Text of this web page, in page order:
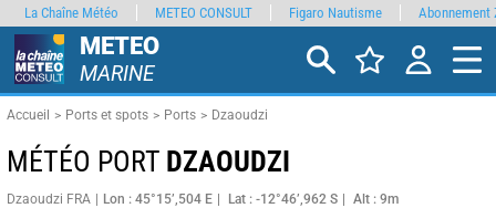
METEO
MARINE
Accueil Ports et spots Ports Dzaoudzi
MÉTÉO PORT DZAOUDZI
Dzaoudzi FRA Lon : 45°15’,504 E Lat : -12°46’,962 S Alt : 9m
La Chaîne Météo METEO CONSULT Figaro Nautisme Abonnement